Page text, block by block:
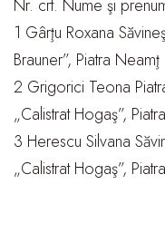
Nr. crt. Nume şi
1 Gârţu Roxana
Brauner”, Piatra Neamţ
2 Grigorici Teona
„Calistrat Hogaş”,
3 Herescu Silvana
„Calistrat Hogaş”,